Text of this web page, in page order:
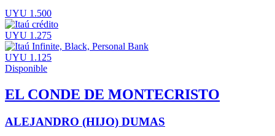
UYU 1.500
UYU 1.275
UYU 1.125
Disponible
EL CONDE DE MONTECRISTO
ALEJANDRO (HIJO) DUMAS